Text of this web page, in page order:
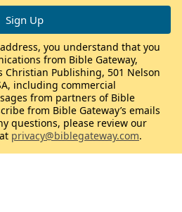
you understand that you
from Bible Gateway,
Christian Publishing, 501 Nelson
including commercial
from partners of Bible
from Bible Gateway’s emails
questions, please review our
privacy@biblegateway.com.